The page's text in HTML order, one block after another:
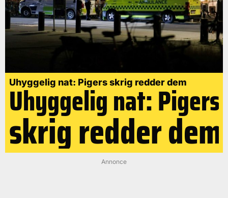
Uhyggelig nat: Pigers skrig redder dem
Uhyggelig nat: Pigers
skrig redder dem
Annonce